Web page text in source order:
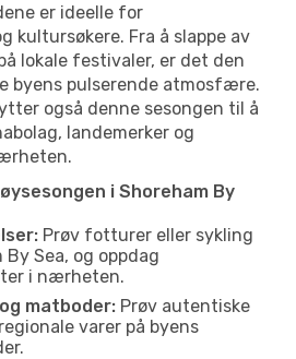
er ideelle for
kultursøkere. Fra å slappe av
lokale festivaler, er det den
byens pulserende atmosfære.
også denne sesongen til å
landemerker og
i Shoreham By
Prøv fotturer eller sykling
Sea, og oppdag
i nærheten.
matboder: Prøv autentiske
varer på byens